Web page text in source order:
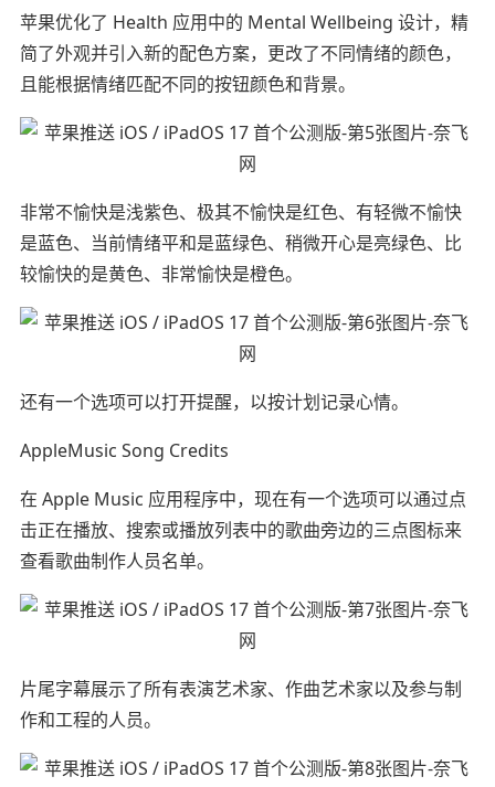
苹果优化了 Health 应用中的 Mental Wellbeing 设计，精
简了外观并引入新的配色方案，更改了不同情绪的颜色，
且能根据情绪匹配不同的按钮颜色和背景。
非常不愉快是浅紫色、极其不愉快是红色、有轻微不愉快
是蓝色、当前情绪平和是蓝绿色、稍微开心是亮绿色、比
较愉快的是黄色、非常愉快是橙色。
还有一个选项可以打开提醒，以按计划记录心情。
AppleMusic Song Credits
在 Apple Music 应用程序中，现在有一个选项可以通过点
击正在播放、搜索或播放列表中的歌曲旁边的三点图标来
查看歌曲制作人员名单。
片尾字幕展示了所有表演艺术家、作曲艺术家以及参与制
作和工程的人员。